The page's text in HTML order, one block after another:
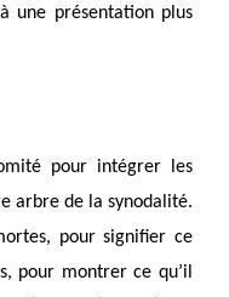
une présentation plus
pour intégrer les
arbre de la synodalité.
pour signifier ce
pour montrer ce qu’il